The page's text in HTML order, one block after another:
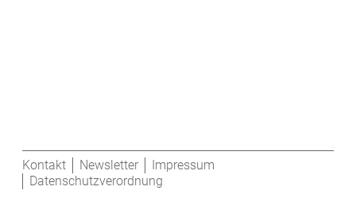
Kontakt Newsletter
Impressum
Datenschutzverordnung